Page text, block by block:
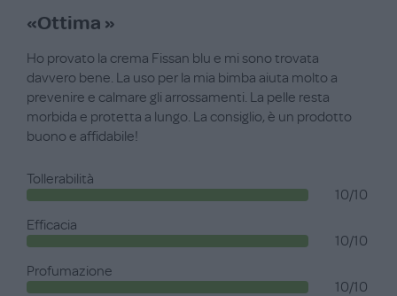
«Ottima »
Ho provato la crema Fissan blu e mi sono trovata
davvero bene. La uso per la mia bimba aiuta molto a
prevenire e calmare gli arrossamenti. La pelle resta
morbida e protetta a lungo. La consiglio, è un prodotto
buono e affidabile!
Tollerabilità
10/10
Efficacia
10/10
Profumazione
10/10